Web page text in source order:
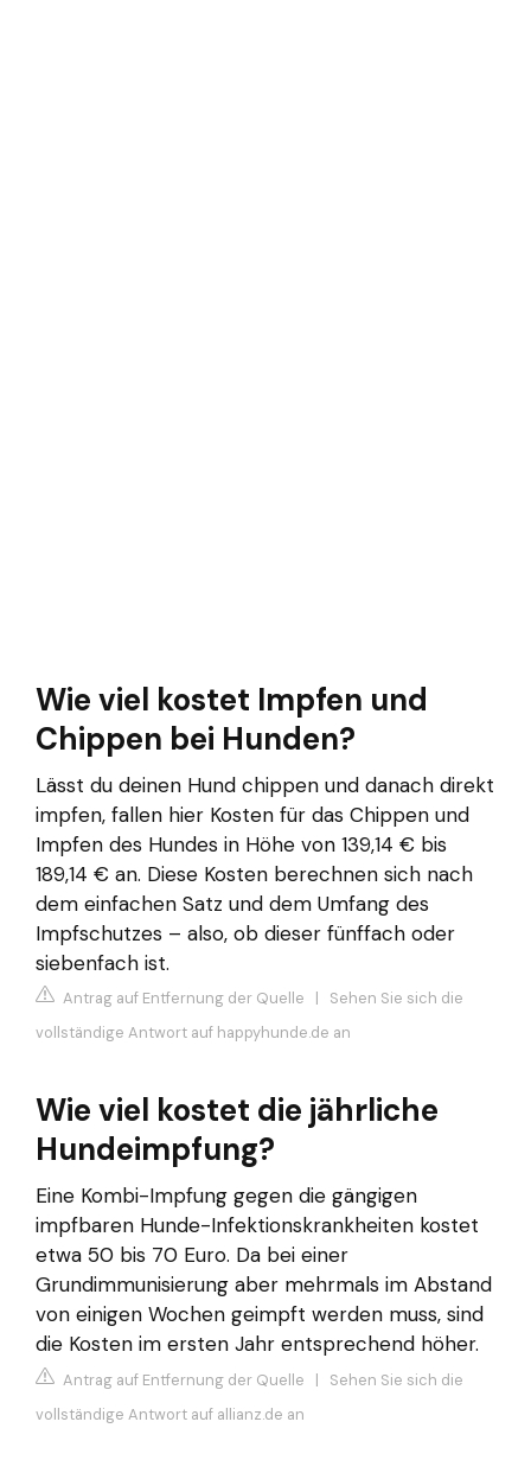
Wie viel kostet Impfen und
Chippen bei Hunden?
Lässt du deinen Hund chippen und danach direkt
impfen, fallen hier Kosten für das Chippen und
Impfen des Hundes in Höhe von 139,14 € bis
189,14 € an. Diese Kosten berechnen sich nach
dem einfachen Satz und dem Umfang des
Impfschutzes – also, ob dieser fünffach oder
siebenfach ist.
Antrag auf Entfernung der Quelle | Sehen Sie sich die
vollständige Antwort auf happyhunde.de an
Wie viel kostet die jährliche
Hundeimpfung?
Eine Kombi-Impfung gegen die gängigen
impfbaren Hunde-Infektionskrankheiten kostet
etwa 50 bis 70 Euro. Da bei einer
Grundimmunisierung aber mehrmals im Abstand
von einigen Wochen geimpft werden muss, sind
die Kosten im ersten Jahr entsprechend höher.
Antrag auf Entfernung der Quelle | Sehen Sie sich die
vollständige Antwort auf allianz.de an